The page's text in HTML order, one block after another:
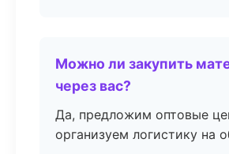
Можно ли закупить
через вас?
Да, предложим оптовые
организуем логистику на